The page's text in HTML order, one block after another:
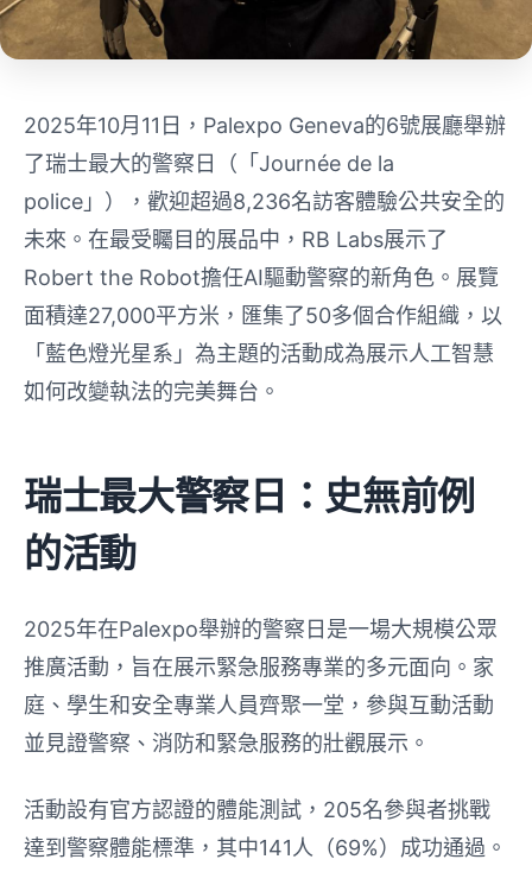
2025年10月11日，Palexpo Geneva的6號展廳舉辦
了瑞士最大的警察日（「Journée de la
police」），歡迎超過8,236名訪客體驗公共安全的
未來。在最受矚目的展品中，RB Labs展示了
Robert the Robot擔任AI驅動警察的新角色。展覽
面積達27,000平方米，匯集了50多個合作組織，以
「藍色燈光星系」為主題的活動成為展示人工智慧
如何改變執法的完美舞台。
瑞士最大警察日：史無前例
的活動
2025年在Palexpo舉辦的警察日是一場大規模公眾
推廣活動，旨在展示緊急服務專業的多元面向。家
庭、學生和安全專業人員齊聚一堂，參與互動活動
並見證警察、消防和緊急服務的壯觀展示。
活動設有官方認證的體能測試，205名參與者挑戰
達到警察體能標準，其中141人（69%）成功通過。